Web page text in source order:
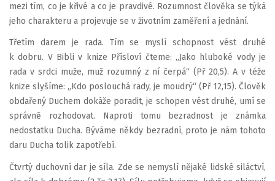
mezi tím, co je křivé a co je pravdivé. Rozumnost člověka se týká
jeho charakteru a projevuje se v životním zaměření a jednání.
Třetím darem je rada. Tím se myslí schopnost vést druhé
k dobru. V Bibli v knize Přísloví čteme: „Jako hluboké vody je
rada v srdci muže, muž rozumný z ní čerpá“ (Př 20,5). A v téže
knize slyšíme: „Kdo poslouchá rady, je moudrý“ (Př 12,15). Člověk
obdařený Duchem dokáže poradit, je schopen vést druhé, umí se
správně rozhodovat. Naproti tomu bezradnost je známka
nedostatku Ducha. Býváme někdy bezradní, proto je nám tohoto
daru Ducha tolik zapotřebí.
Čtvrtý duchovní dar je síla. Zde se nemyslí nějaké lidské siláctví,